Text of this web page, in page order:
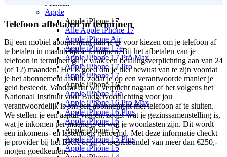
Merken
Apple
Apple iPhone 17
Alle Apple iPhone 17
Apple iPhone Air
Apple iPhone 17e
Apple iPhone 17 Pro Max
Apple iPhone 17 Pro
Apple iPhone 17
Apple iPhone 16
Apple iPhone 16e
Apple iPhone 16 Pro Max
Apple iPhone 16 Plus
Apple iPhone 16
Apple iPhone 15
Apple iPhone 15 Plus
Apple iPhone 15
Telefoon afbetalen in termijnen
Bij een mobiel abonnement kan je er voor kiezen om je telefoon af
te betalen in maandelijkse termijnen. Bij het afbetalen van je
telefoon in termijnen ga je vaak een betalingsverplichting aan van 24
(of 12) maanden. Het is goed om je hier bewust van te zijn voordat
je het abonnement afsluit, zodat je op een verantwoorde manier je
geld besteedt. Vandaar dat wij verplicht nagaan of het volgens het
Nationaal Instituut voor Budgetvoorlichting voor jou
verantwoordelijk is om een abonnement met telefoon af te sluiten.
We stellen je een aantal vragen, zoals: wat je gezinssamenstelling is,
wat je inkomen per maand is en wat je woonlasten zijn. Dit wordt
een inkomens- en lastentoets genoemd. Met deze informatie checkt
je provider bij het BKR of zij je toestelbundel van meer dan €250,-
mogen goedkeuren.